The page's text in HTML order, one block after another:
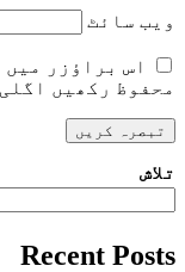
ویب‌ سائٹ
اس براؤزر
محفوظ رکھیں
تلاش
Recent Posts